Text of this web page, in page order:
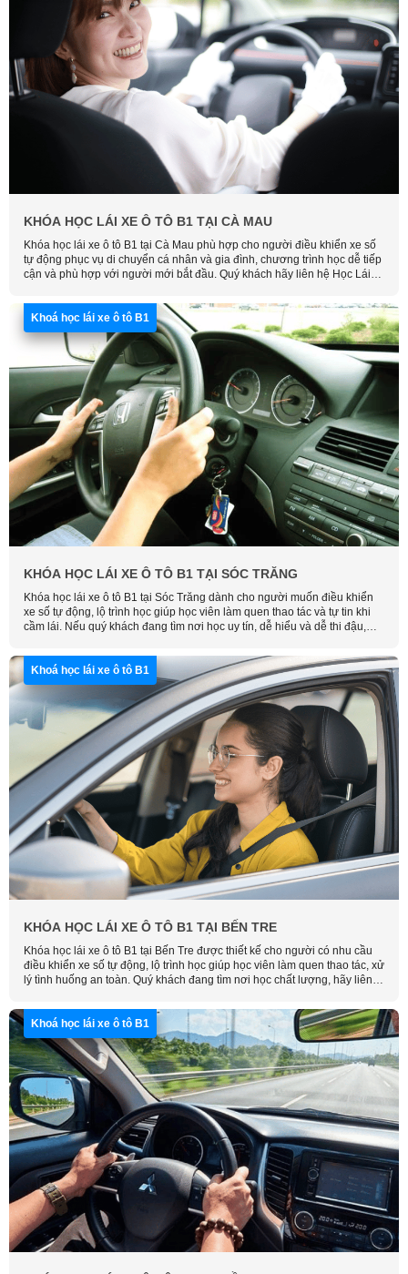
KHÓA HỌC LÁI XE Ô TÔ B1 TẠI CÀ MAU
Khóa học lái xe ô tô B1 tại Cà Mau phù hợp cho người điều khiển xe số
tự động phục vụ di chuyển cá nhân và gia đình, chương trình học dễ tiếp
cận và phù hợp với người mới bắt đầu. Quý khách hãy liên hệ Học Lái
học thuận tiện nhất.
Khoá học lái xe ô tô B1
KHÓA HỌC LÁI XE Ô TÔ B1 TẠI SÓC TRĂNG
Khóa học lái xe ô tô B1 tại Sóc Trăng dành cho người muốn điều khiển
xe số tự động, lộ trình học giúp học viên làm quen thao tác và tự tin khi
cầm lái. Nếu quý khách đang tìm nơi học uy tín, dễ hiểu và dễ thi đậu,
phù hợp.
Khoá học lái xe ô tô B1
KHÓA HỌC LÁI XE Ô TÔ B1 TẠI BẾN TRE
Khóa học lái xe ô tô B1 tại Bến Tre được thiết kế cho người có nhu cầu
điều khiển xe số tự động, lộ trình học giúp học viên làm quen thao tác, xử
lý tình huống an toàn. Quý khách đang tìm nơi học chất lượng, hãy liên
Khoá học lái xe ô tô B1